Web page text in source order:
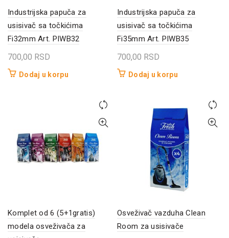
Industrijska papuča za
usisivač sa točkićima
Fi32mm Art. PIWB32
700,00 RSD
Dodaj u korpu
Industrijska papuča za
usisivač sa točkićima
Fi35mm Art. PIWB35
700,00 RSD
Dodaj u korpu
Komplet od 6 (5+1gratis)
modela osveživača za
Osveživač vazduha Clean
Room za usisivače